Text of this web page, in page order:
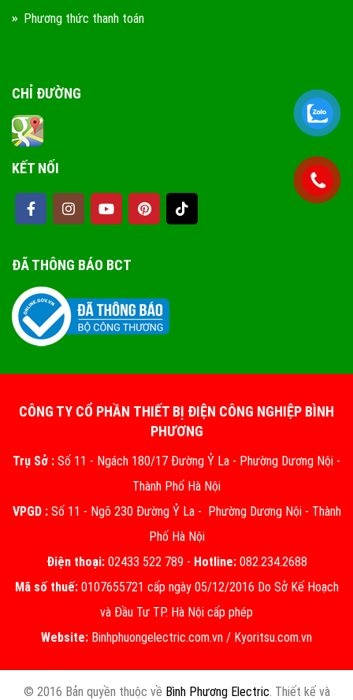
Phương thức thanh toán
CHỈ ĐƯỜNG
KẾT NỐI
ĐÃ THÔNG BÁO BCT
CÔNG TY CỔ PHẦN THIẾT BỊ ĐIỆN CÔNG NGHIỆP BÌNH
PHƯƠNG
Trụ Sở : Số 11 - Ngách 180/17 Đường Ỷ La - Phường Dương Nội -
Thành Phố Hà Nội
VPGD :Số 11 - Ngõ 230 Đường Ỷ La - Phường Dương Nội - Thành
Phố Hà Nội
Điện thoại:02433 522 789 - Hotline:082.234.2688
Mã số thuế:0107655721 cấp ngày 05/12/2016 Do Sở Kế Hoạch
và Đầu Tư TP. Hà Nội cấp phép
Website: Binhphuongelectric.com.vn / Kyoritsu.com.vn
© 2016 Bản quyền thuộc về Bình Phương Electric. Thiết kế và